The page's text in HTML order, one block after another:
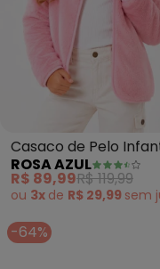
Casaco de Pelo
para Meninas (Rosa
Claro)
ROSA AZUL
R$ 89,99R$ 119,99
ou 3x de R$ 29,99 sem
-64%